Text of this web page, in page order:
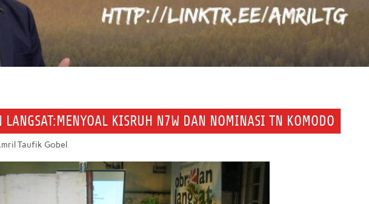
LANGSAT:MENYOAL KISRUH N7W DAN NOMINASI TN KOMODO
Taufik Gobel